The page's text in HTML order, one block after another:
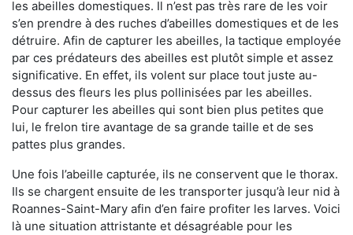
les abeilles domestiques. Il n’est pas très rare de les voir
s’en prendre à des ruches d’abeilles domestiques et de les
détruire. Afin de capturer les abeilles, la tactique employée
par ces prédateurs des abeilles est plutôt simple et assez
significative. En effet, ils volent sur place tout juste au-
dessus des fleurs les plus pollinisées par les abeilles.
Pour capturer les abeilles qui sont bien plus petites que
lui, le frelon tire avantage de sa grande taille et de ses
pattes plus grandes.
Une fois l’abeille capturée, ils ne conservent que le thorax.
Ils se chargent ensuite de les transporter jusqu’à leur nid à
Roannes-Saint-Mary afin d’en faire profiter les larves. Voici
là une situation attristante et désagréable pour les